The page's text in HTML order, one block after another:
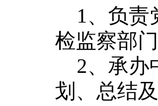
1、负责
检监察部
2、承办
划、总结